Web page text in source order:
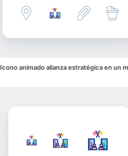
Icono animado alianza estratégica en un